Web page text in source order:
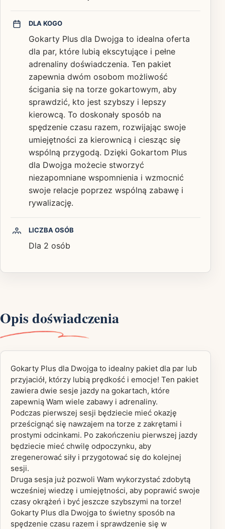
DLA KOGO
Gokarty Plus dla Dwojga to idealna oferta
dla par, które lubią ekscytujące i pełne
adrenaliny doświadczenia. Ten pakiet
zapewnia dwóm osobom możliwość
ścigania się na torze gokartowym, aby
sprawdzić, kto jest szybszy i lepszy
kierowcą. To doskonały sposób na
spędzenie czasu razem, rozwijając swoje
umiejętności za kierownicą i ciesząc się
wspólną przygodą. Dzięki Gokartom Plus
dla Dwojga możecie stworzyć
niezapomniane wspomnienia i wzmocnić
swoje relacje poprzez wspólną zabawę i
rywalizację.
LICZBA OSÓB
Dla 2 osób
Opis doświadczenia
Gokarty Plus dla Dwojga to idealny pakiet dla par lub
przyjaciół, którzy lubią prędkość i emocje! Ten pakiet
zawiera dwie sesje jazdy na gokartach, które
zapewnią Wam wiele zabawy i adrenaliny.
Podczas pierwszej sesji będziecie mieć okazję
prześcignąć się nawzajem na torze z zakrętami i
prostymi odcinkami. Po zakończeniu pierwszej jazdy
będziecie mieć chwilę odpoczynku, aby
zregenerować siły i przygotować się do kolejnej
sesji.
Druga sesja już pozwoli Wam wykorzystać zdobytą
wcześniej wiedzę i umiejętności, aby poprawić swoje
czasy okrążeń i być jeszcze szybszymi na torze!
Gokarty Plus dla Dwojga to świetny sposób na
spędzenie czasu razem i sprawdzenie się w